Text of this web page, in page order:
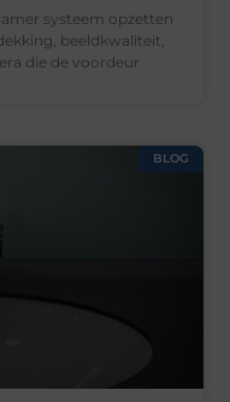
systeem opzetten
beeldkwaliteit,
die de voordeur
BLOG